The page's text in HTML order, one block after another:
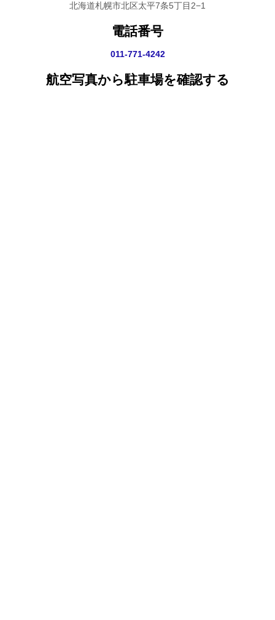
北海道札幌市北区太平7条5丁目2−1
電話番号
011-771-4242
航空写真から駐車場を確認する